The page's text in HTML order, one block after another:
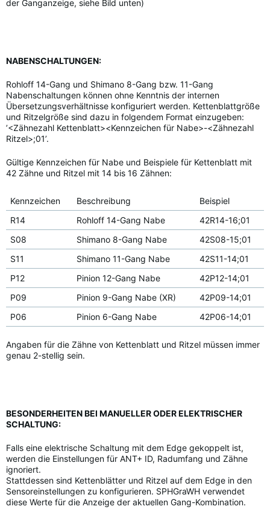
der Ganganzeige, siehe Bild unten)
NABENSCHALTUNGEN:
Rohloff 14-Gang und Shimano 8-Gang bzw. 11-Gang
Nabenschaltungen können ohne Kenntnis der internen
Übersetzungsverhältnisse konfiguriert werden. Kettenblattgröße
und Ritzelgröße sind dazu in folgendem Format einzugeben:
’<Zähnezahl Kettenblatt><Kennzeichen für Nabe>-<Zähnezahl
Ritzel>;01’.
Gültige Kennzeichen für Nabe und Beispiele für Kettenblatt mit
42 Zähne und Ritzel mit 14 bis 16 Zähnen:
Kennzeichen Beschreibung
Beispiel
R14
Rohloff 14-Gang Nabe
42R14-16;01
S08
Shimano 8-Gang Nabe
42S08-15;01
S11
Shimano 11-Gang Nabe
42S11-14;01
P12
Pinion 12-Gang Nabe
42P12-14;01
P09
Pinion 9-Gang Nabe (XR)
42P09-14;01
P06
Pinion 6-Gang Nabe 42P06-14;01
Angaben für die Zähne von Kettenblatt und Ritzel müssen immer
genau 2-stellig sein.
BESONDERHEITEN BEI MANUELLER ODER ELEKTRISCHER
SCHALTUNG:
Falls eine elektrische Schaltung mit dem Edge gekoppelt ist,
werden die Einstellungen für ANT+ ID, Radumfang und Zähne
ignoriert.
Stattdessen sind Kettenblätter und Ritzel auf dem Edge in den
Sensoreinstellungen zu konfigurieren. SPHGraWH verwendet
diese Werte für die Anzeige der aktuellen Gang-Kombination.